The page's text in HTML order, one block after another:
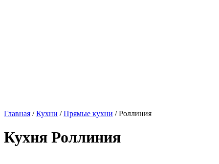
Главная /Кухни /Прямые кухни / Роллиния
Кухня Роллиния